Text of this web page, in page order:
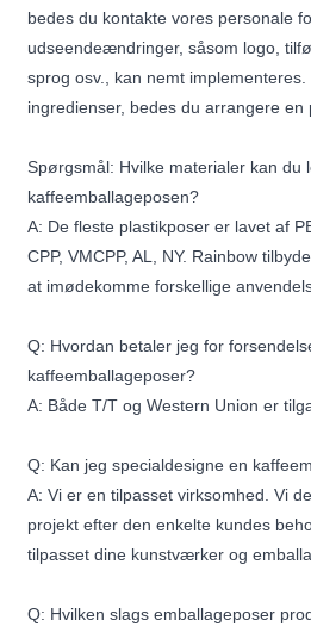
bedes du kontakte vores personale
udseendeændringer, såsom logo,
sprog osv., kan nemt
ingredienser, bedes du arrangere en
Spørgsmål: Hvilke materialer kan du
kaffeemballageposen?
A: De fleste plastikposer er lavet af
CPP, VMCPP, AL, NY. Rainbow
at imødekomme forskellige
Q: Hvordan betaler jeg for
kaffeemballageposer?
A: Både T/T og Western Union er
Q: Kan jeg specialdesigne en
A: Vi er en tilpasset virksomhed. Vi
projekt efter den enkelte kundes
tilpasset dine kunstværker og
Q: Hvilken slags emballageposer